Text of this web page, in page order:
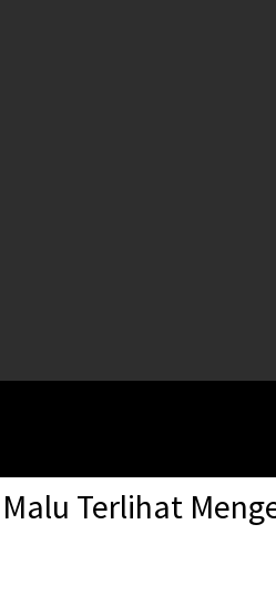
Terlihat